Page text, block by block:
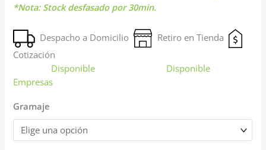
*Nota: Stock desfasado por 30min.
Despacho a Domicilio
Retiro en Tienda
Cotización
Disponible
Disponible
Empresas
Gramaje